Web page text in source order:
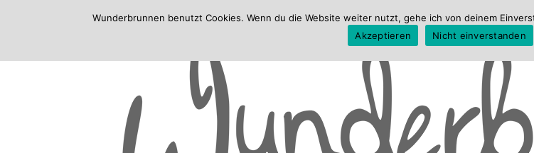
Wunderbrunnen benutzt Cookies. Wenn du die Website weiter nutzt, gehe ich von deinem
Akzeptieren
Nicht einverstanden